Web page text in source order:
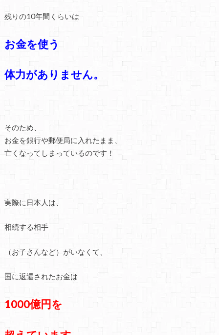
残りの10年間くらいは
お金を使う
体力がありません。
そのため、
お金を銀行や郵便局に入れたまま、
亡くなってしまっているのです！
実際に日本人は、
相続する相手
（お子さんなど）がいなくて、
国に返還されたお金は
1000億円を